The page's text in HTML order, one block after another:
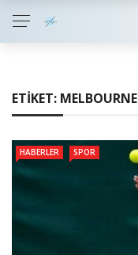
ETIKET: MELBOURNE
HABERLER SPOR